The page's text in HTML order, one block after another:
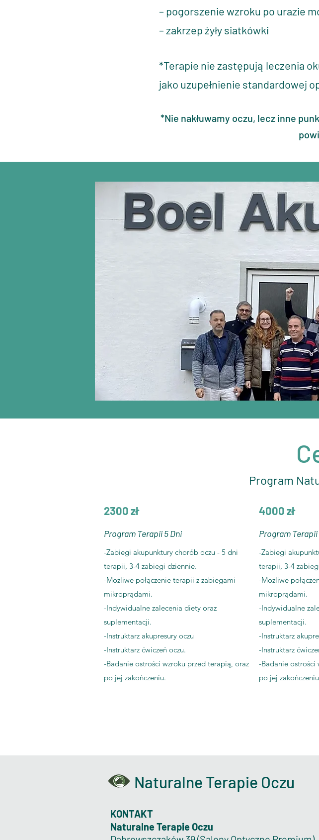
– pogorszenie wzroku po urazie
– zakrzep żyły siatkówki
*Terapie nie zastępują leczenia
jako uzupełnienie standardowej
*Nie nakłuwamy oczu, lecz inne
Program
2300 zł
Program Terapii 5 Dni
-Zabiegi akupunktury chorób oczu - 5 dni
terapii, 3-4 zabiegi dziennie.
-Możliwe połączenie terapii z zabiegami
mikroprądami.
-Indywidualne zalecenia diety oraz
suplementacji.
-Instruktarz akupresury oczu
-Instruktarz ćwiczeń oczu.
-Badanie ostrości wzroku przed terapią, oraz
po jej zakończeniu.
4000 zł
Program Terapii
-Zabiegi
terapii, 3-4
-Możliwe
mikroprądami.
-Indywidualne
suplementacji.
-Instruktarz
-Instruktarz
-Badanie ostrości
po jej
Naturalne Terapie Oczu
KONTAKT
Naturalne Terapie Oczu